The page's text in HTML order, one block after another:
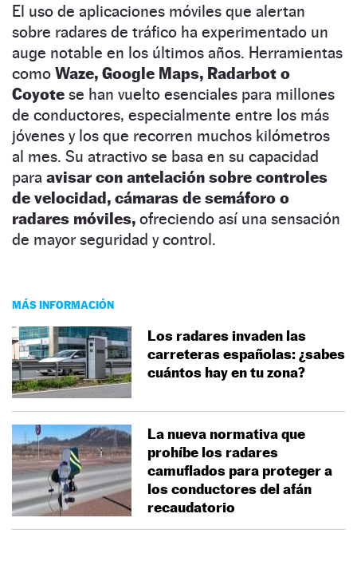
El uso de aplicaciones móviles que alertan
sobre radares de tráfico ha experimentado un
auge notable en los últimos años. Herramientas
como Waze, Google Maps, Radarbot o
Coyote se han vuelto esenciales para millones
de conductores, especialmente entre los más
jóvenes y los que recorren muchos kilómetros
al mes. Su atractivo se basa en su capacidad
para avisar con antelación sobre controles
de velocidad, cámaras de semáforo o
radares móviles, ofreciendo así una sensación
de mayor seguridad y control.
MÁS INFORMACIÓN
Los radares invaden las
carreteras españolas: ¿sabes
cuántos hay en tu zona?
La nueva normativa que
prohíbe los radares
camuflados para proteger a
los conductores del afán
recaudatorio